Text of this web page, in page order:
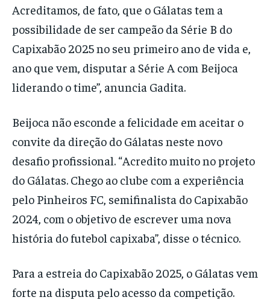
Acreditamos, de fato, que o Gálatas tem a
possibilidade de ser campeão da Série B do
Capixabão 2025 no seu primeiro ano de vida e,
ano que vem, disputar a Série A com Beijoca
liderando o time”, anuncia Gadita.
Beijoca não esconde a felicidade em aceitar o
convite da direção do Gálatas neste novo
desafio profissional. “Acredito muito no projeto
do Gálatas. Chego ao clube com a experiência
pelo Pinheiros FC, semifinalista do Capixabão
2024, com o objetivo de escrever uma nova
história do futebol capixaba”, disse o técnico.
Para a estreia do Capixabão 2025, o Gálatas vem
forte na disputa pelo acesso da competição.